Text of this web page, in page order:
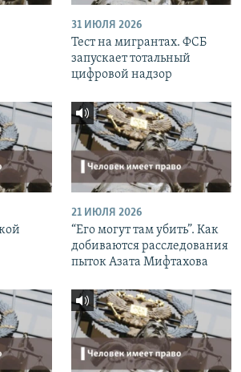
31 ИЮЛЯ 2026
Тест на мигрантах. ФСБ
запускает тотальный
цифровой надзор
21 ИЮЛЯ 2026
“Его могут там убить”. Как
добиваются расследования
пыток Азата Мифтахова